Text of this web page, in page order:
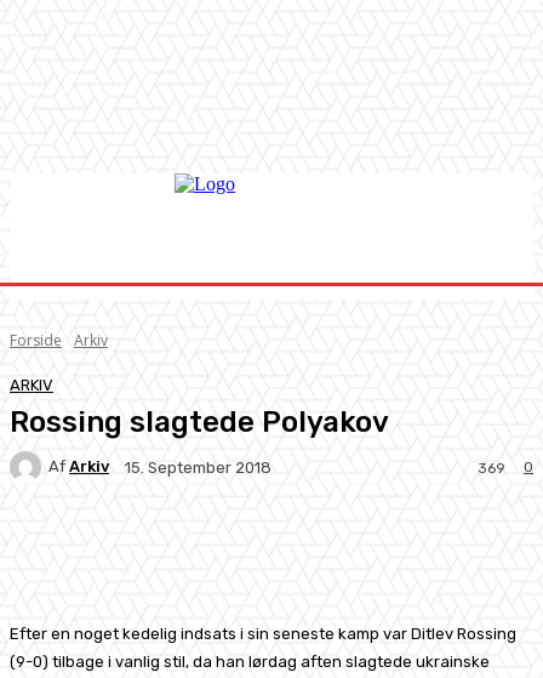
Forside Arkiv
ARKIV
Rossing slagtede Polyakov
Af Arkiv 15. September 2018 0
369
Efter en noget kedelig indsats i sin seneste kamp var Ditlev Rossing
(9-0) tilbage i vanlig stil, da han lørdag aften slagtede ukrainske